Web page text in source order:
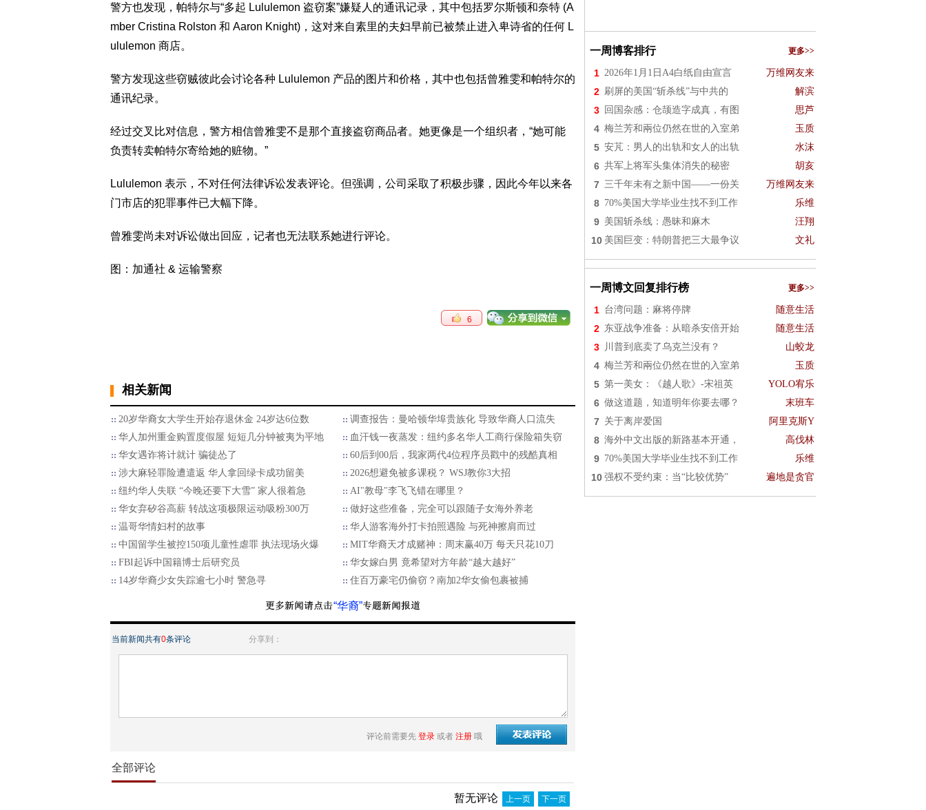
警方也发现，帕特尔与“多起 Lululemon 盗窃案”嫌疑人的通讯记录，其中包括罗尔斯顿和奈特 (A
mber Cristina Rolston 和 Aaron Knight)，这对来自素里的夫妇早前已被禁止进入卑诗省的任何 L
ululemon 商店。
警方发现这些窃贼彼此会讨论各种 Lululemon 产品的图片和价格，其中也包括曾雅雯和帕特尔的
通讯纪录。
经过交叉比对信息，警方相信曾雅雯不是那个直接盗窃商品者。她更像是一个组织者，“她可能
负责转卖帕特尔寄给她的赃物。”
Lululemon 表示，不对任何法律诉讼发表评论。但强调，公司采取了积极步骤，因此今年以来各
门市店的犯罪事件已大幅下降。
曾雅雯尚未对诉讼做出回应，记者也无法联系她进行评论。
图：加通社 & 运输警察
6
相关新闻
20岁华裔女大学生开始存退休金 24岁达6位数
调查报告：曼哈顿华埠贵族化 导致华裔人口流失
华人加州重金购置度假屋 短短几分钟被夷为平地
血汗钱一夜蒸发：纽约多名华人工商行保险箱失窃
华女遇诈将计就计 骗徒怂了
60后到00后，我家两代4位程序员戳中的残酷真相
涉大麻轻罪险遭遣返 华人拿回绿卡成功留美
2026想避免被多课税？ WSJ教你3大招
纽约华人失联 “今晚还要下大雪” 家人很着急
AI"教母"李飞飞错在哪里？
华女弃矽谷高薪 转战这项极限运动吸粉300万
做好这些准备，完全可以跟随子女海外养老
温哥华情妇村的故事
华人游客海外打卡拍照遇险 与死神擦肩而过
中国留学生被控150项儿童性虐罪 执法现场火爆
MIT华裔天才成赌神：周末赢40万 每天只花10刀
FBI起诉中国籍博士后研究员
华女嫁白男 竟希望对方年龄“越大越好”
14岁华裔少女失踪逾七小时 警急寻
住百万豪宅仍偷窃？南加2华女偷包裹被捕
“华裔”
当前新闻共有0条评论 分享到：
评论前需要先 登录 或者 注册 哦
全部评论
暂无评论 上一页 下一页
一周博客排行 更多>>
1 2026年1月1日A4白纸自由宣言 万维网友来
2 刷屏的美国“斩杀线”与中共的 解滨
3 回国杂感：仓颉造字成真，有图 思芦
4 梅兰芳和兩位仍然在世的入室弟 玉质
5 安芃：男人的出轨和女人的出轨 水沫
6 共军上将军头集体消失的秘密 胡亥
7 三千年未有之新中国——一份关 万维网友来
8 70%美国大学毕业生找不到工作 乐维
9 美国斩杀线：愚昧和麻木 汪翔
10 美国巨变：特朗普把三大最争议 文礼
一周博文回复排行榜 更多>>
1 台湾问题：麻将停牌 随意生活
2 东亚战争准备：从暗杀安倍开始 随意生活
3 川普到底卖了乌克兰没有？ 山蛟龙
4 梅兰芳和兩位仍然在世的入室弟 玉质
5 第一美女：《越人歌》-宋祖英 YOLO宥乐
6 做这道题，知道明年你要去哪？ 末班车
7 关于离岸爱国 阿里克斯Y
8 海外中文出版的新路基本开通， 高伐林
9 70%美国大学毕业生找不到工作 乐维
10 强权不受约束：当“比较优势” 遍地是贪官